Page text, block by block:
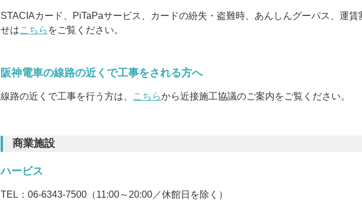
STACIAカード、PiTaPaサービス、カードの紛失・盗難時、あんしんグーパス、運
せはこちら をご覧ください。
阪神電車の線路の近くで工事をされる方へ
線路の近くで工事を行う方は、 こちらから近接施工協議のご案内をご覧ください。
商業施設
ハービス
TEL： 06-6343-7500 （11:00～20:00／休館日を除く）